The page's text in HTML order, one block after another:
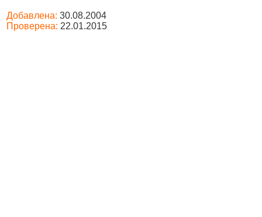
Добавлена: 30.08.2004
Проверена: 22.01.2015